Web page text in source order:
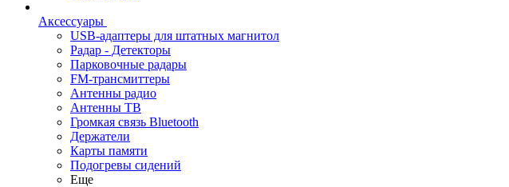
Аксессуары
USB-адаптеры для штатных магнитол
Радар - Детекторы
Парковочные радары
FM-трансмиттеры
Антенны радио
Антенны ТВ
Громкая связь Bluetooth
Держатели
Карты памяти
Подогревы сидений
Еще